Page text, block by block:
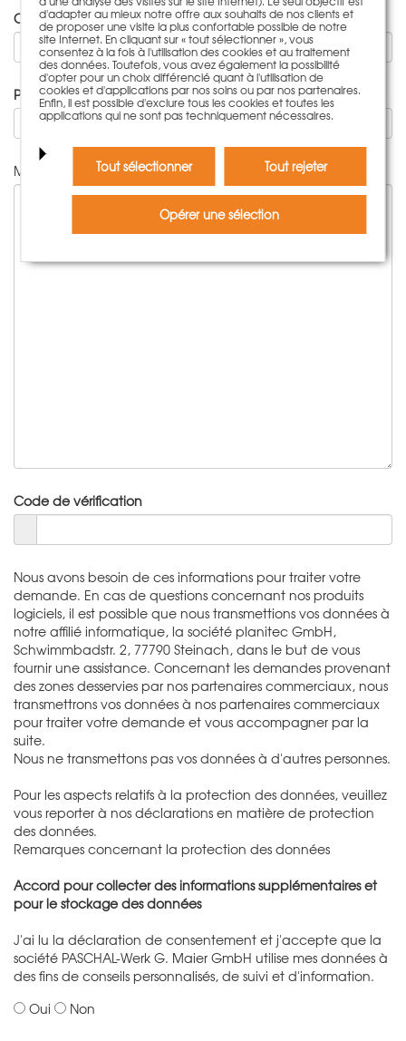
Code postal
Pays:
Message
Code de vérification
Nous avons besoin de ces informations pour traiter votre
demande. En cas de questions concernant nos produits
logiciels, il est possible que nous transmettions vos données à
notre affilié informatique, la société planitec GmbH,
Schwimmbadstr. 2, 77790 Steinach, dans le but de vous
fournir une assistance. Concernant les demandes provenant
des zones desservies par nos partenaires commerciaux, nous
transmettrons vos données à nos partenaires commerciaux
pour traiter votre demande et vous accompagner par la
suite.
Nous ne transmettons pas vos données à d'autres personnes.
Pour les aspects relatifs à la protection des données, veuillez
vous reporter à nos déclarations en matière de protection
des données.
Remarques concernant la protection des données
Accord pour collecter des informations supplémentaires et
pour le stockage des données
J'ai lu la déclaration de consentement et j'accepte que la
société PASCHAL-Werk G. Maier GmbH utilise mes données à
des fins de conseils personnalisés, de suivi et d'information.
Oui
Non
d'adapter au mieux notre offre aux souhaits de nos clients et
de proposer une visite la plus confortable possible de notre
site Internet. En cliquant sur « tout sélectionner », vous
consentez à la fois à l'utilisation des cookies et au traitement
des données. Toutefois, vous avez également la possibilité
d'opter pour un choix différencié quant à l'utilisation de
cookies et d'applications par nos soins ou par nos partenaires.
Enfin, il est possible d'exclure tous les cookies et toutes les
applications qui ne sont pas techniquement nécessaires.
Tout sélectionner Tout rejeter
Opérer une sélection